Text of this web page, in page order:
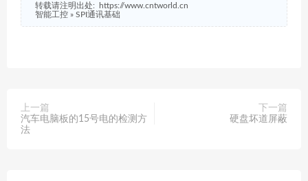
转载请注明出处:
https://www.cntworld.cn
智能工控 » SPI通讯基础
上一篇
汽车电脑板的15号电的检测方
法
下一篇
硬盘坏道屏蔽